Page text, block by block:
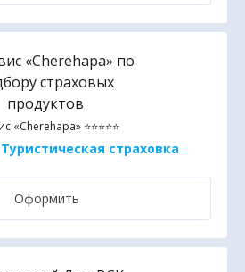
«Cherehapa» ⭐⭐⭐⭐⭐
страховка
Оформить